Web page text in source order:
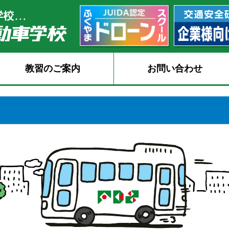
教習のご案内 お問い合わせ